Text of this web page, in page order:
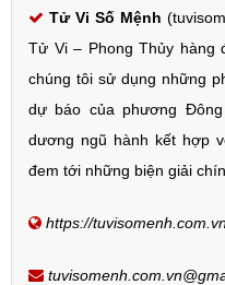
Tử Vi Số Mệnh
Tử Vi – Phong Thủy hàng
chúng tôi sử dụng những
dự báo của phương
dương ngũ hành kết hợp
đem tới những biện giải
https://